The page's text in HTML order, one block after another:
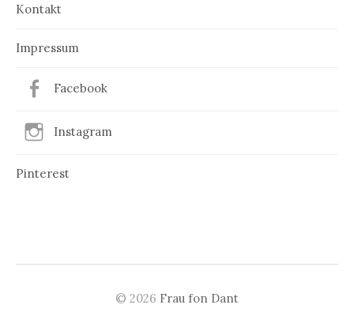
Kontakt
Impressum
Facebook
Instagram
Pinterest
© 2026 Frau fon Dant